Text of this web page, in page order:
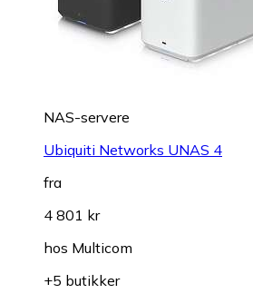
NAS-servere
Ubiquiti Networks UNAS 4
fra
4 801 kr
hos Multicom
+5 butikker